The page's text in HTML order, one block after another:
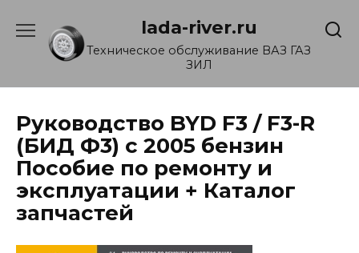
содержанию
lada-river.ru
Техническое обслуживание ВАЗ ГАЗ
ЗИЛ
Руководство BYD F3 / F3-R
(БИД Ф3) с 2005 бензин
Пособие по ремонту и
эксплуатации + Каталог
запчастей